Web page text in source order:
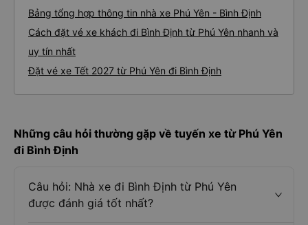
Bảng tổng hợp thông tin nhà xe Phú Yên - Bình Định
Cách đặt vé xe khách đi Bình Định từ Phú Yên nhanh và
uy tín nhất
Đặt vé xe Tết 2027 từ Phú Yên đi Bình Định
Những câu hỏi thường gặp về tuyến xe từ Phú Yên
đi Bình Định
Câu hỏi: Nhà xe đi Bình Định từ Phú Yên
được đánh giá tốt nhất?